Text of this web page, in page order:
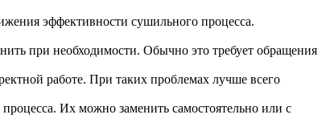
эффективности сушильного процесса.
при необходимости. Обычно это требует обращения
работе. При таких проблемах лучше всего
Их можно заменить самостоятельно или с